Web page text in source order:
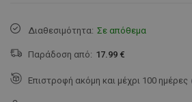
Διαθεσιμότητα: Σε απόθεμα
Παράδοση από: 17.99 €
Επιστροφή ακόμη και μέχρι 100 ημέρες